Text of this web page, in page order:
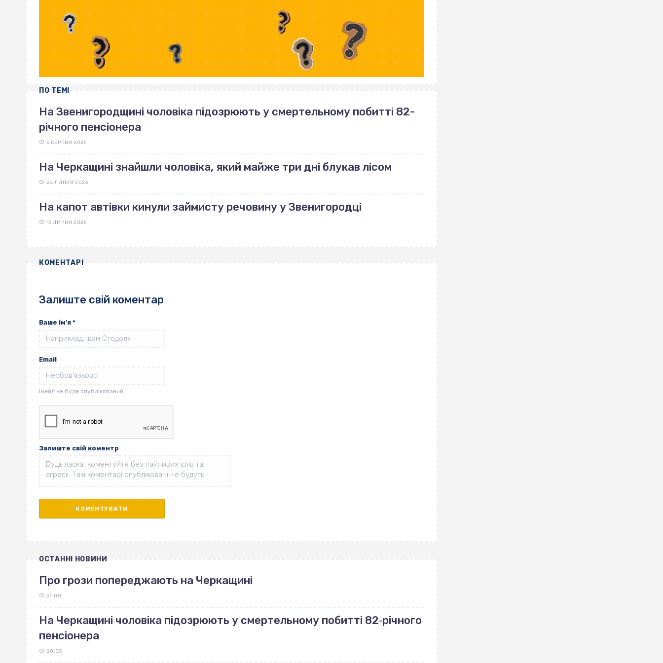
ПО ТЕМІ
На Звенигородщині чоловіка підозрюють у смертельному побитті 82-
річного пенсіонера
6 СЕРПНЯ 2026
На Черкащині знайшли чоловіка, який майже три дні блукав лісом
24 ЛИПНЯ 2026
На капот автівки кинули займисту речовину у Звенигородці
13 ЛИПНЯ 2026
КОМЕНТАРІ
Залиште свій коментар
Ваше ім'я *
Email
Залиште свій коментр
ОСТАННІ НОВИНИ
Про грози попереджають на Черкащині
21:00
На Черкащині чоловіка підозрюють у смертельному побитті 82‐річного
пенсіонера
20:05